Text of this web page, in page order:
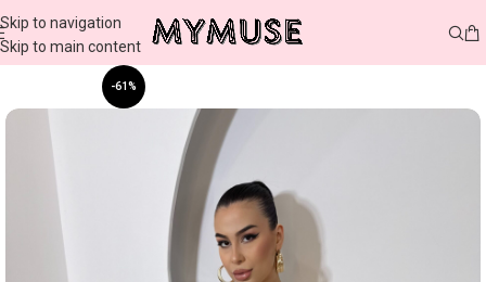
Skip to navigation
Skip to main content
-61%